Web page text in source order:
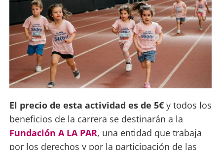
El precio de esta actividad es de 5€ y todos los
beneficios de la carrera se destinarán a la
Fundación A LA PAR, una entidad que trabaja
por los derechos y por la participación de las